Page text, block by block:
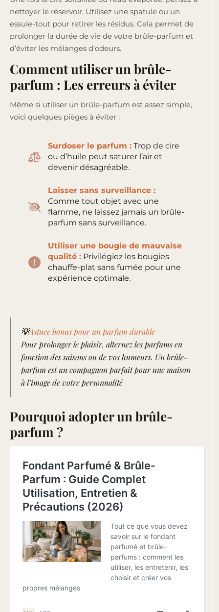
nettoyer le réservoir. Utilisez une spatule ou un
essuie-tout pour retirer les résidus. Cela permet de
prolonger la durée de vie de votre brûle-parfum et
d’éviter les mélanges d’odeurs.
Comment utiliser un brûle-
parfum : Les erreurs à éviter
Même si utiliser un brûle-parfum est assez simple,
voici quelques pièges à éviter :
Surdoser le parfum : Trop de cire
ou d’huile peut saturer l’air et
devenir désagréable.
Laisser sans surveillance :
Comme tout objet avec une
flamme, ne laissez jamais un brûle-
parfum sans surveillance.
Utiliser une bougie de mauvaise
qualité : Privilégiez les bougies
chauffe-plat sans fumée pour une
expérience optimale.
💡Astuce bonus pour un parfum durable
Pour prolonger le plaisir, alternez les parfums en
fonction des saisons ou de vos humeurs. Un brûle-
parfum est un compagnon parfait pour une maison
à l’image de votre personnalité
Pourquoi adopter un brûle-
parfum ?